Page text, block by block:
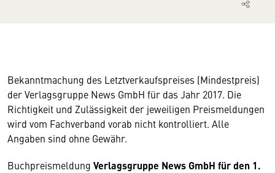
Bekanntmachung des Letztverkaufspreises (Mindestpreis)
der Verlagsgruppe News GmbH für das Jahr 2017. Die
Richtigkeit und Zulässigkeit der jeweiligen Preismeldungen
wird vom Fachverband vorab nicht kontrolliert. Alle
Angaben sind ohne Gewähr.
Buchpreismeldung Verlagsgruppe News GmbH für den 1.